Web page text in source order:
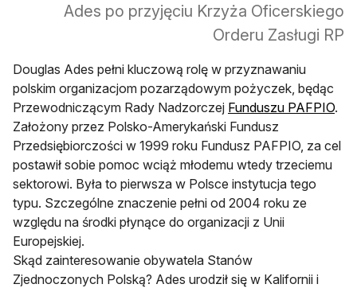
Ades po przyjęciu Krzyża Oficerskiego
Orderu Zasługi RP
Douglas Ades pełni kluczową rolę w przyznawaniu
polskim organizacjom pozarządowym pożyczek, będąc
Przewodniczącym Rady Nadzorczej Funduszu PAFPIO.
Założony przez Polsko-Amerykański Fundusz
Przedsiębiorczości w 1999 roku Fundusz PAFPIO, za cel
postawił sobie pomoc wciąż młodemu wtedy trzeciemu
sektorowi. Była to pierwsza w Polsce instytucja tego
typu. Szczególne znaczenie pełni od 2004 roku ze
względu na środki płynące do organizacji z Unii
Europejskiej.
Skąd zainteresowanie obywatela Stanów
Zjednoczonych Polską? Ades urodził się w Kalifornii i